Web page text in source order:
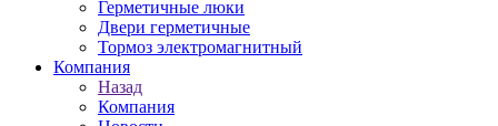
Герметичные люки
Двери герметичные
Тормоз электромагнитный
Компания
Назад
Компания